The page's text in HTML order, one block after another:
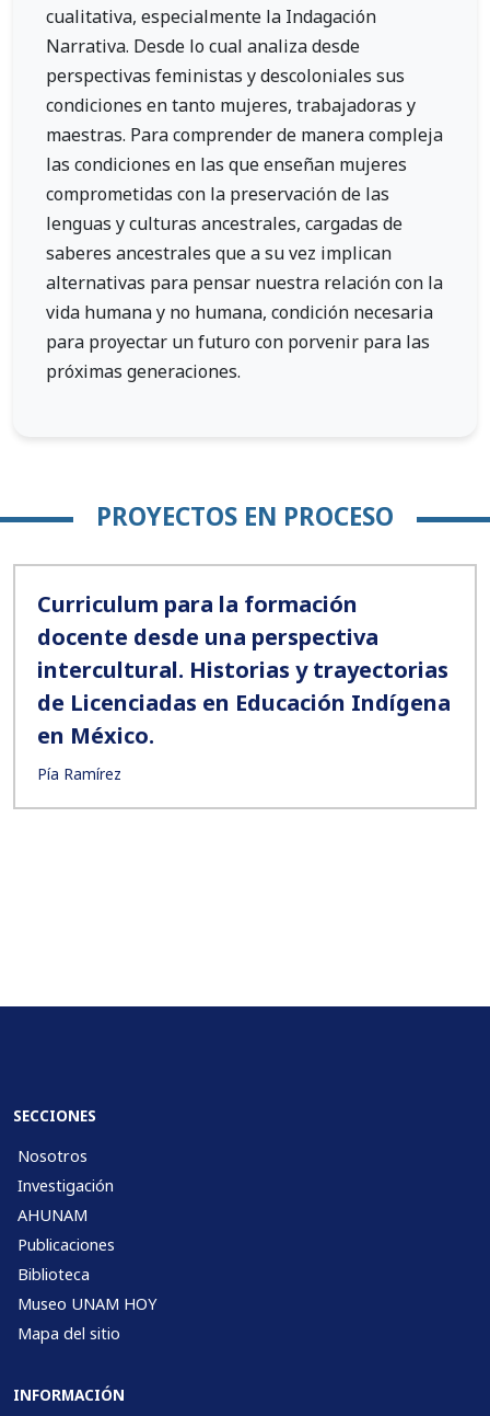
cualitativa, especialmente la Indagación
Narrativa. Desde lo cual analiza desde
perspectivas feministas y descoloniales sus
condiciones en tanto mujeres, trabajadoras y
maestras. Para comprender de manera compleja
las condiciones en las que enseñan mujeres
comprometidas con la preservación de las
lenguas y culturas ancestrales, cargadas de
saberes ancestrales que a su vez implican
alternativas para pensar nuestra relación con la
vida humana y no humana, condición necesaria
para proyectar un futuro con porvenir para las
próximas generaciones.
PROYECTOS EN PROCESO
Curriculum para la formación
docente desde una perspectiva
intercultural. Historias y trayectorias
de Licenciadas en Educación Indígena
en México.
Pía Ramírez
SECCIONES
Nosotros
Investigación
AHUNAM
Publicaciones
Biblioteca
Museo UNAM HOY
Mapa del sitio
INFORMACIÓN